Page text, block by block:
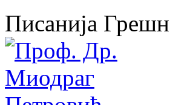
Писанија